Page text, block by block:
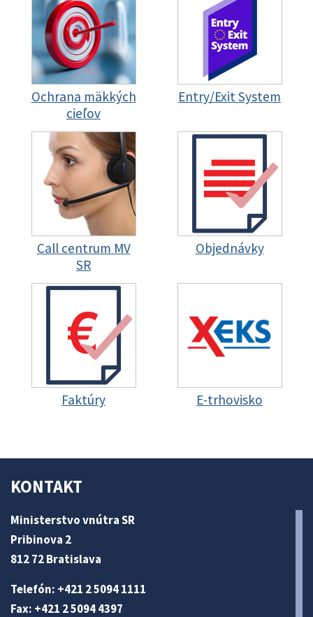
Ochrana mäkkých
cieľov
Entry/Exit System
Call centrum MV
SR
Objednávky
Faktúry E-trhovisko
KONTAKT
Ministerstvo vnútra SR
Pribinova 2
812 72 Bratislava
Telefón: +421 2 5094 1111
Fax: +421 2 5094 4397